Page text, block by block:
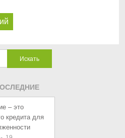
ЗАПИСИ
– это
кредита для